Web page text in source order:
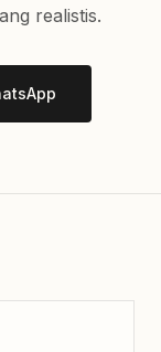
realistis.